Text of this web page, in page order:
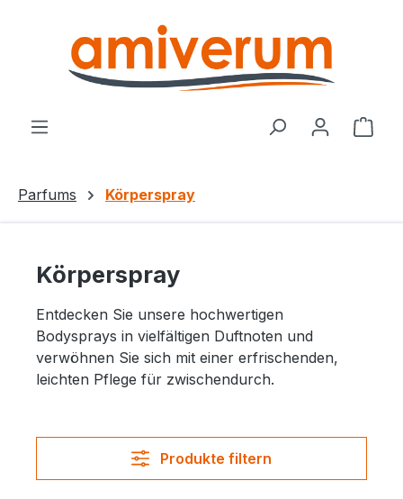
Zum Hauptinhalt springen
Parfums Körperspray
Körperspray
Entdecken Sie unsere hochwertigen
Bodysprays in vielfältigen Duftnoten und
verwöhnen Sie sich mit einer erfrischenden,
leichten Pflege für zwischendurch.
Produkte filtern